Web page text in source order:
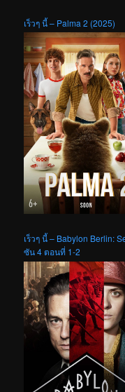
เร็วๆ นี้ – Palma 2 (2025)
เร็วๆ นี้ – Babylon Berlin:
ซัน 4 ตอนที่ 1-2